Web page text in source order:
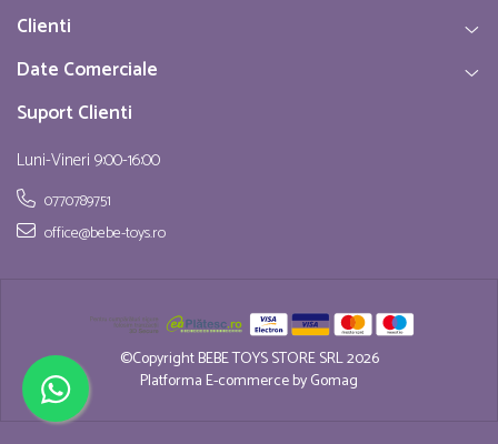
Clienti
Date Comerciale
Suport Clienti
Luni-Vineri 9:00-16:00
0770789751
office@bebe-toys.ro
©Copyright BEBE TOYS STORE SRL 2026
Platforma E-commerce by Gomag